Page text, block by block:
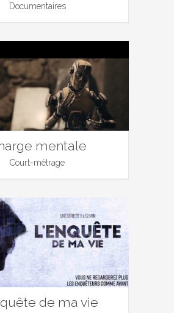
Documentaires
mentale
Court-métrage
de ma vie